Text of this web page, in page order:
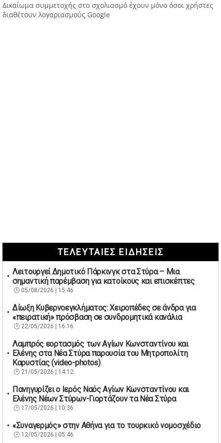
Δικαίωμα συμμετοχής στο σχολιασμό έχουν μόνο όσοι χρήστες
διαθέτουν λογαριασμούς Google
ΤΕΛΕΥΤΑΙΕΣ ΕΙΔΗΣΕΙΣ
Λειτουργεί Δημοτικό Πάρκινγκ στα Στύρα – Μια
σημαντική παρέμβαση για κατοίκους και επισκέπτες
05/08/2026 | 15:46
Δίωξη Κυβερνοεγκλήματος: Χειροπέδες σε άνδρα για
«πειρατική» πρόσβαση σε συνδρομητικά κανάλια
22/05/2026 | 16:16
Λαμπρός εορτασμός των Αγίων Κωνσταντίνου και
Ελένης στα Νέα Στύρα παρουσία του Μητροπολίτη
Καρυστίας (video-photos)
21/05/2026 | 14:12
Πανηγυρίζει ο Ιερός Ναός Αγίων Κωνσταντίνου και
Ελένης Νέων Στύρων-Γιορτάζουν τα Νέα Στύρα
17/05/2026 | 10:36
«Συναγερμός» στην Αθήνα για το τουρκικό νομοσχέδιο
12/05/2026 | 05:46